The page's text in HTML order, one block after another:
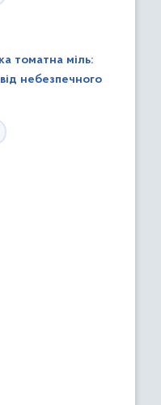
томатна міль:
небезпечного